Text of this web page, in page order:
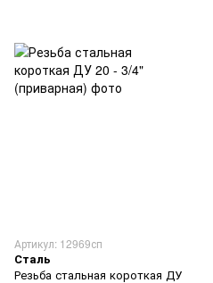
Артикул: 12969сп
Сталь
Резьба стальная короткая ДУ